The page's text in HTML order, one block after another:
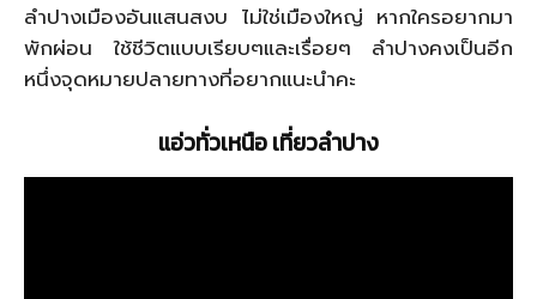
ลำปางเมืองอันแสนสงบ ไม่ใช่เมืองใหญ่ หากใครอยากมา
พักผ่อน ใช้ชีวิตแบบเรียบๆและเรื่อยๆ ลำปางคงเป็นอีก
หนึ่งจุดหมายปลายทางที่อยากแนะนำคะ
แอ่วทั่วเหนือ เที่ยวลำปาง